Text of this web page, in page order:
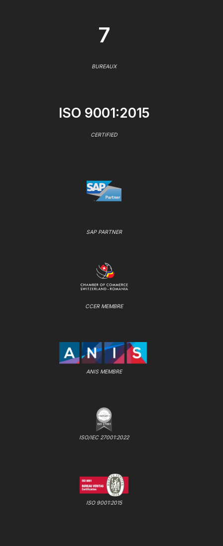
7
BUREAUX
ISO 9001:2015
CERTIFIED
SAP PARTNER
CCER MEMBRE
ANIS MEMBRE
ISO/IEC 27001:2022
ISO 9001:2015